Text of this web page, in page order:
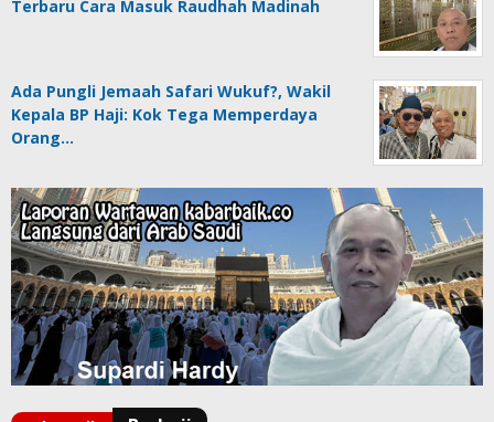
Terbaru Cara Masuk Raudhah Madinah
Ada Pungli Jemaah Safari Wukuf?, Wakil
Kepala BP Haji: Kok Tega Memperdaya
Orang…